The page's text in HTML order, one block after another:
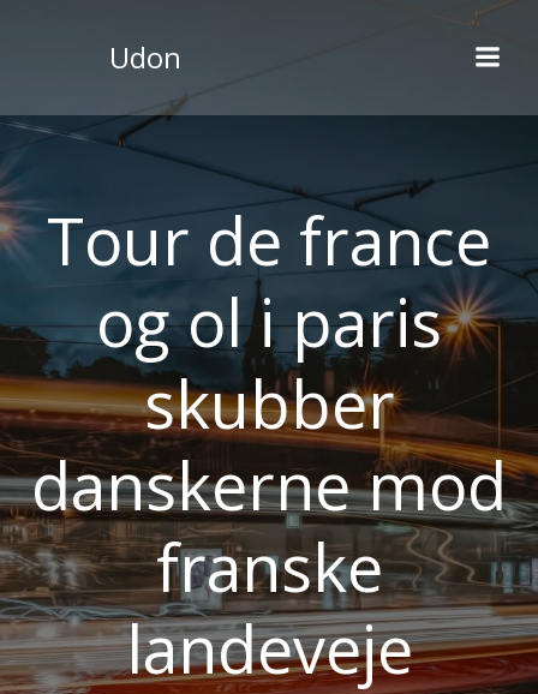
Udon
Tour de france
og ol i paris
skubber
danskerne mod
franske
landeveje